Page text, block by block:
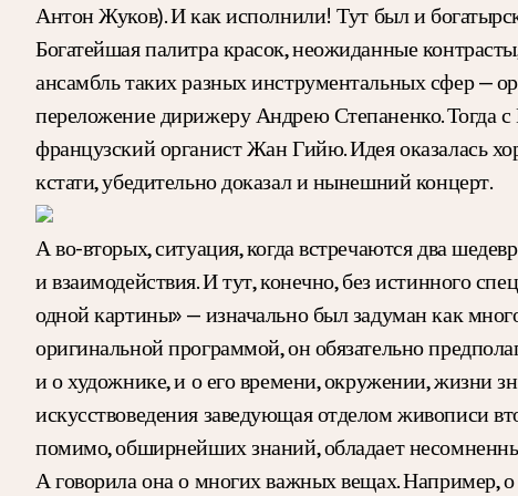
Антон Жуков). И как исполнили! Тут был и
Богатейшая палитра красок, неожиданные
ансамбль таких разных инструментальных сфер —
переложение дирижеру Андрею Степаненко. Тогда
французский органист Жан Гийю. Идея оказалась
кстати, убедительно доказал и нынешний концерт.
А во-вторых, ситуация, когда встречаются два
и взаимодействия. И тут, конечно, без истинного
одной картины» — изначально был задуман как
оригинальной программой, он обязательно
и о художнике, и о его времени, окружении, жизни
искусствоведения заведующая отделом живописи
помимо, обширнейших знаний, обладает
А говорила она о многих важных вещах. Например,